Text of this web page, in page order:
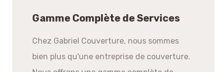
Gamme Complète de Services
Chez Gabriel Couverture, nous sommes
bien plus qu'une entreprise de couverture.